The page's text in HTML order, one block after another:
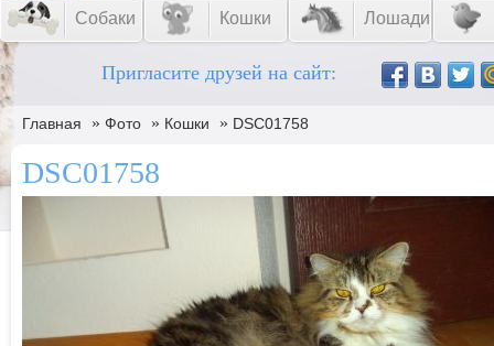
Собаки Кошки Лошади
Пригласите друзей на сайт:
Главная » Фото » Кошки » DSC01758
DSC01758